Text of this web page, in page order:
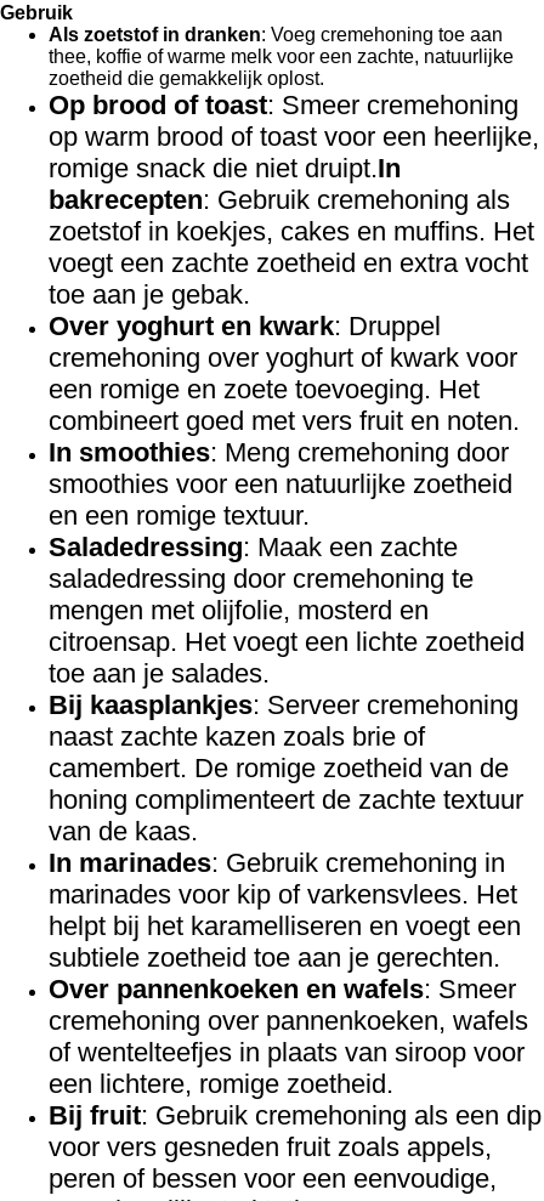
Gebruik
Als zoetstof in dranken: Voeg cremehoning toe aan
thee, koffie of warme melk voor een zachte, natuurlijke
zoetheid die gemakkelijk oplost.
Op brood of toast: Smeer cremehoning
op warm brood of toast voor een heerlijke,
romige snack die niet druipt.In
bakrecepten: Gebruik cremehoning als
zoetstof in koekjes, cakes en muffins. Het
voegt een zachte zoetheid en extra vocht
toe aan je gebak.
Over yoghurt en kwark: Druppel
cremehoning over yoghurt of kwark voor
een romige en zoete toevoeging. Het
combineert goed met vers fruit en noten.
In smoothies: Meng cremehoning door
smoothies voor een natuurlijke zoetheid
en een romige textuur.
Saladedressing: Maak een zachte
saladedressing door cremehoning te
mengen met olijfolie, mosterd en
citroensap. Het voegt een lichte zoetheid
toe aan je salades.
Bij kaasplankjes: Serveer cremehoning
naast zachte kazen zoals brie of
camembert. De romige zoetheid van de
honing complimenteert de zachte textuur
van de kaas.
In marinades: Gebruik cremehoning in
marinades voor kip of varkensvlees. Het
helpt bij het karamelliseren en voegt een
subtiele zoetheid toe aan je gerechten.
Over pannenkoeken en wafels: Smeer
cremehoning over pannenkoeken, wafels
of wentelteefjes in plaats van siroop voor
een lichtere, romige zoetheid.
Bij fruit: Gebruik cremehoning als een dip
voor vers gesneden fruit zoals appels,
peren of bessen voor een eenvoudige,